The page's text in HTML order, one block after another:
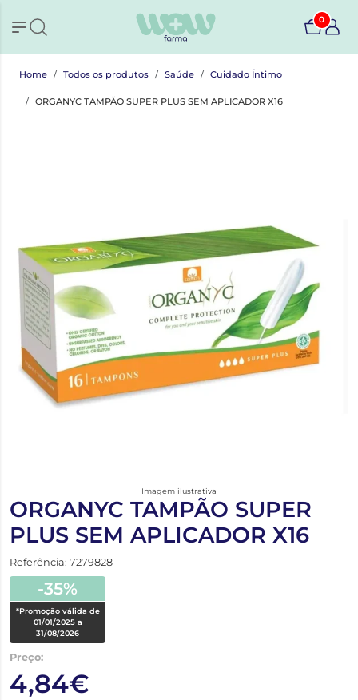
0
Home Todos os produtos Saúde Cuidado Íntimo
ORGANYC TAMPÃO SUPER PLUS SEM APLICADOR X16
Imagem ilustrativa
ORGANYC TAMPÃO SUPER
PLUS SEM APLICADOR X16
Referência: 7279828
-35%
*Promoção válida de
01/01/2025 a
31/08/2026
Preço:
4,84€